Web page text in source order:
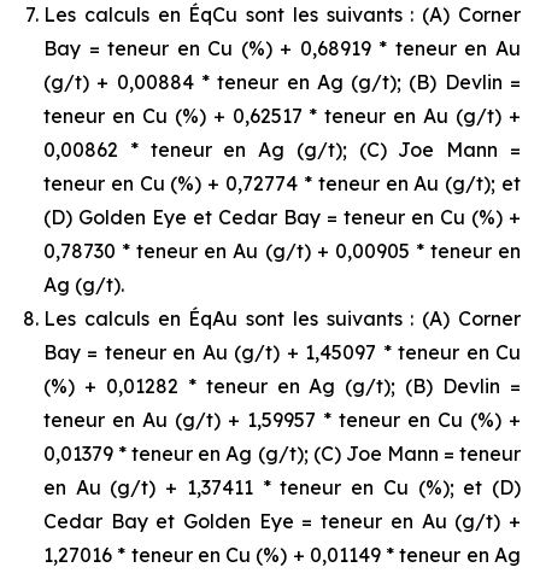
Les calculs en ÉqCu sont les suivants : (A) Corner
Bay = teneur en Cu (%) + 0,68919 * teneur en Au
(g/t) + 0,00884 * teneur en Ag (g/t); (B) Devlin =
teneur en Cu (%) + 0,62517 * teneur en Au (g/t) +
0,00862 * teneur en Ag (g/t); (C) Joe Mann =
teneur en Cu (%) + 0,72774 * teneur en Au (g/t); et
(D) Golden Eye et Cedar Bay = teneur en Cu (%) +
0,78730 * teneur en Au (g/t) + 0,00905 * teneur en
Ag (g/t).
Les calculs en ÉqAu sont les suivants : (A) Corner
Bay = teneur en Au (g/t) + 1,45097 * teneur en Cu
(%) + 0,01282 * teneur en Ag (g/t); (B) Devlin =
teneur en Au (g/t) + 1,59957 * teneur en Cu (%) +
0,01379 * teneur en Ag (g/t); (C) Joe Mann = teneur
en Au (g/t) + 1,37411 * teneur en Cu (%); et (D)
Cedar Bay et Golden Eye = teneur en Au (g/t) +
1,27016 * teneur en Cu (%) + 0,01149 * teneur en Ag